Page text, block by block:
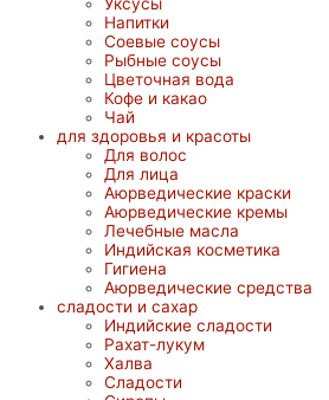
Уксусы
Напитки
Соевые соусы
Рыбные соусы
Цветочная вода
Кофе и какао
Чай
для здоровья и красоты
Для волос
Для лица
Аюрведические краски
Аюрведические кремы
Лечебные масла
Индийская косметика
Гигиена
Аюрведические средства
сладости и сахар
Индийские сладости
Рахат-лукум
Халва
Сладости